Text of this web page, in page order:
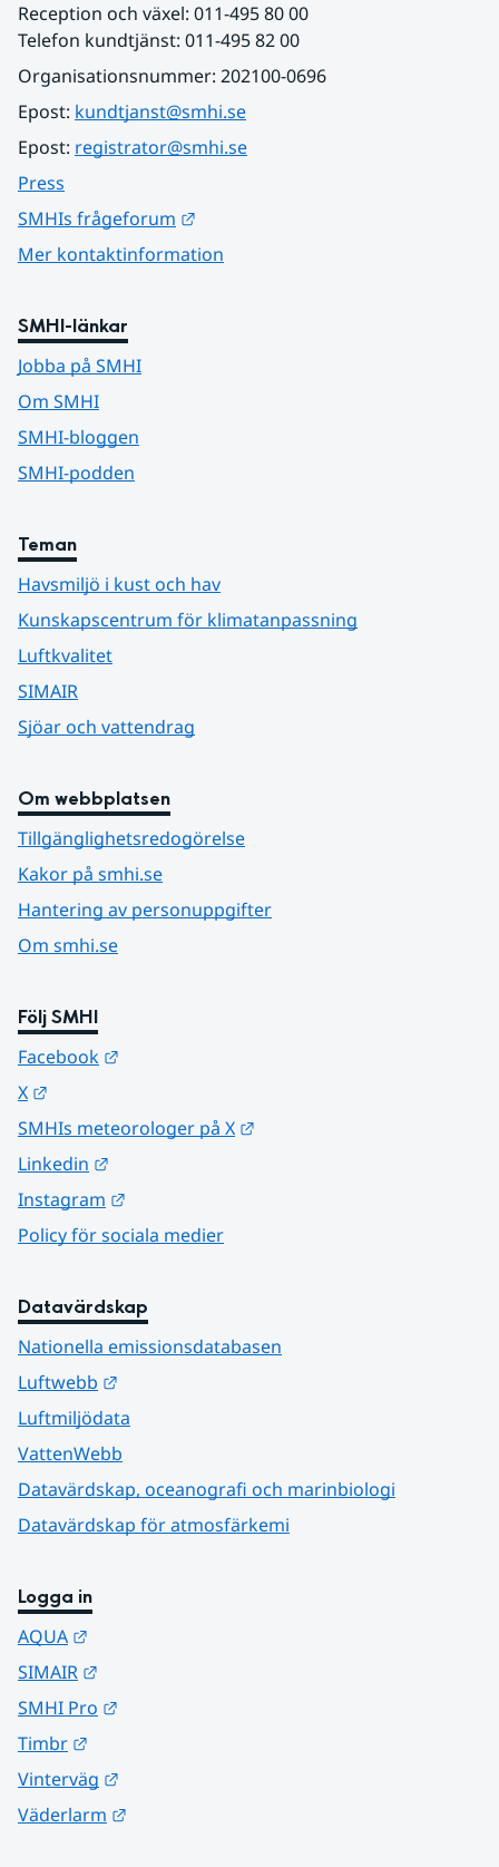
Reception och växel: 011-495 80 00
Telefon kundtjänst: 011-495 82 00
Organisationsnummer: 202100-0696
Epost: kundtjanst@smhi.se
Epost: registrator@smhi.se
Press
SMHIs frågeforum
Mer kontaktinformation
SMHI-länkar
Jobba på SMHI
Om SMHI
SMHI-bloggen
SMHI-podden
Teman
Havsmiljö i kust och hav
Kunskapscentrum för klimatanpassning
Luftkvalitet
SIMAIR
Sjöar och vattendrag
Om webbplatsen
Tillgänglighetsredogörelse
Kakor på smhi.se
Hantering av personuppgifter
Om smhi.se
Följ SMHI
Facebook
X
SMHIs meteorologer på X
Linkedin
Instagram
Policy för sociala medier
Datavärdskap
Nationella emissionsdatabasen
Luftwebb
Luftmiljödata
VattenWebb
Datavärdskap, oceanografi och marinbiologi
Datavärdskap för atmosfärkemi
Logga in
AQUA
SIMAIR
SMHI Pro
Timbr
Vinterväg
Väderlarm